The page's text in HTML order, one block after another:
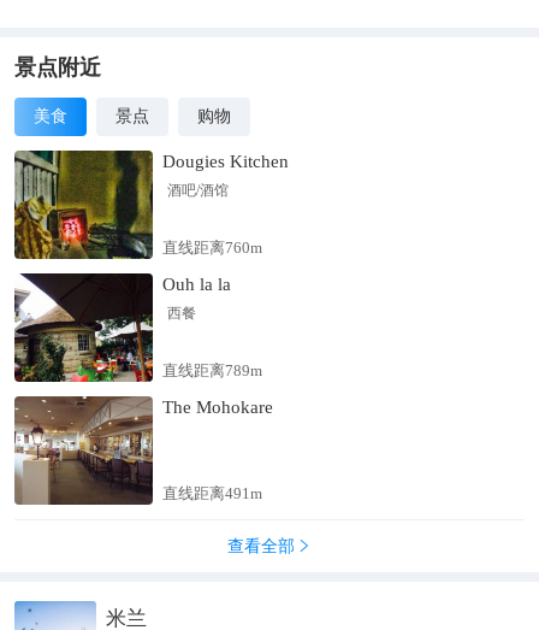
景点附近
美食 景点 购物
Dougies Kitchen
酒吧/酒馆
直线距离760m
Ouh la la
西餐
直线距离789m
The Mohokare
直线距离491m
查看全部 
米兰